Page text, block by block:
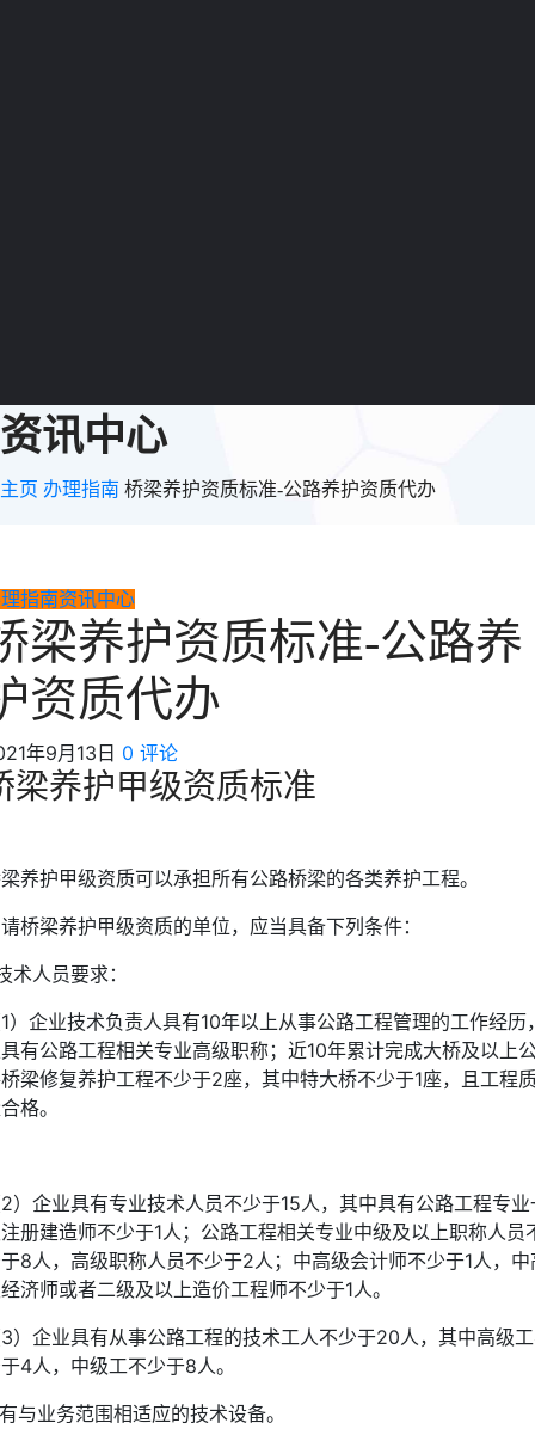
资讯中心
主页 办理指南 桥梁养护资质标准-公路养护资质代办
指南资讯中心
梁养护资质标准-公路养
资质代办
年9月13日 0 评论
梁养护甲级资质标准
养护甲级资质可以承担所有公路桥梁的各类养护工程。
桥梁养护甲级资质的单位，应当具备下列条件：
术人员要求：
）企业技术负责人具有10年以上从事公路工程管理的工作经历
有公路工程相关专业高级职称；近10年累计完成大桥及以上
梁修复养护工程不少于2座，其中特大桥不少于1座，且工程
格。
）企业具有专业技术人员不少于15人，其中具有公路工程专业
册建造师不少于1人；公路工程相关专业中级及以上职称人员
8人，高级职称人员不少于2人；中高级会计师不少于1人，中
济师或者二级及以上造价工程师不少于1人。
）企业具有从事公路工程的技术工人不少于20人，其中高级
4人，中级工不少于8人。
与业务范围相适应的技术设备。